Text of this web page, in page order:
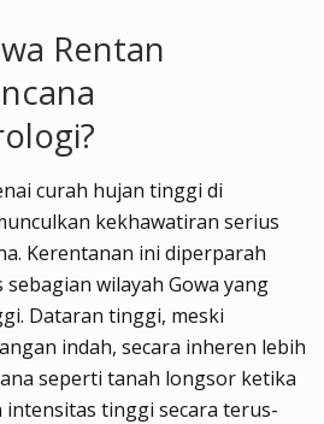
Rentan
curah hujan tinggi di
kekhawatiran serius
Kerentanan ini diperparah
wilayah Gowa yang
Dataran tinggi, meski
indah, secara inheren lebih
seperti tanah longsor ketika
tinggi secara terus-